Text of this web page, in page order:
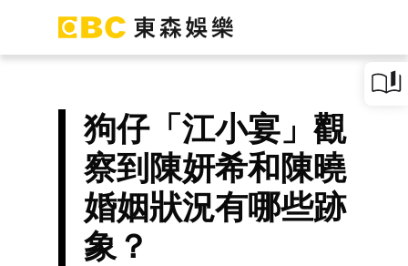
狗仔「江小宴」觀
察到陳妍希和陳曉
婚姻狀況有哪些跡
象？